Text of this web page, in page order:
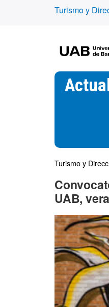
Turismo y
Turismo y
UAB,